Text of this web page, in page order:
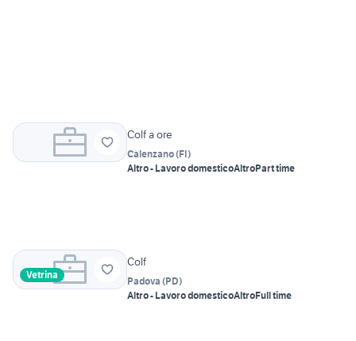
Colf a ore
Calenzano(FI)
Altro - Lavoro domesticoAltroPart time
Vetrina
Colf
Padova (PD)
Altro - Lavoro domesticoAltroFull time